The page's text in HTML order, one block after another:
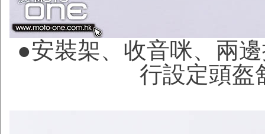
●安裝架、收音咪、兩
行設定頭盔